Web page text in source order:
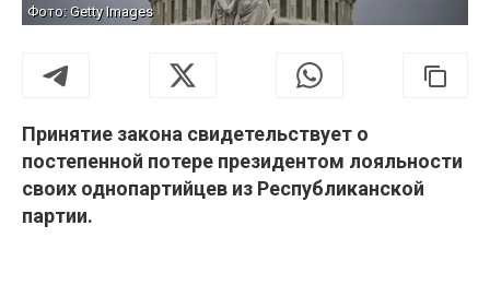
Фото: Getty Images
Принятие закона свидетельствует о
постепенной потере президентом лояльности
своих однопартийцев из Республиканской
партии.